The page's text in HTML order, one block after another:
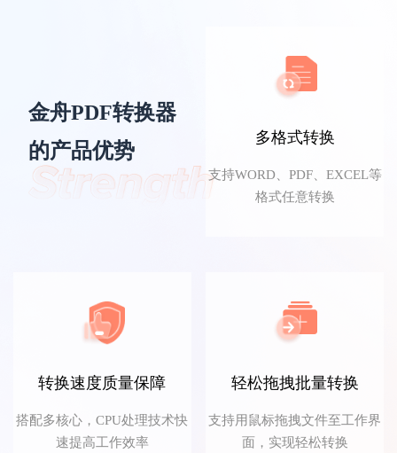
金舟PDF转换器
的产品优势
多格式转换
支持WORD、PDF、EXCEL等
格式任意转换
转换速度质量保障
搭配多核心，CPU处理技术快
速提高工作效率
轻松拖拽批量转换
支持用鼠标拖拽文件至工作界
面，实现轻松转换
文言予果
FDG音信果子